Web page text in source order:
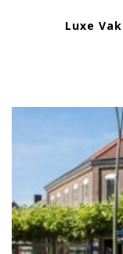
Luxe